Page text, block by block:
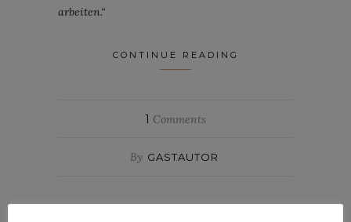
arbeiten.“
CONTINUE READING
1 Comments
By GASTAUTOR